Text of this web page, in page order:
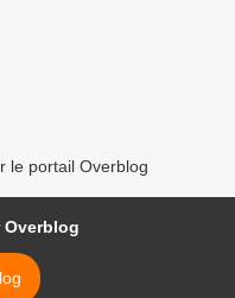
le portail Overblog
Overblog